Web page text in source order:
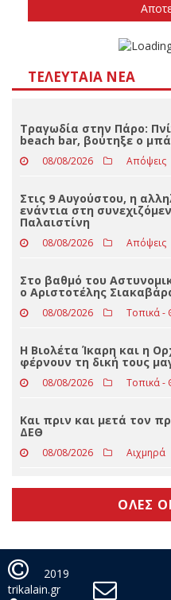
Δεν
ΤΕΛΕΥΤΑΊΑ ΝΈΑ
Τραγωδία στην Πάρο:
beach bar, βούτηξε ο
08/08/2026
ενάντια στη
Παλαιστίνη
08/08/2026 Απόψεις
Στο βαθμό του
ο Αριστοτέλης
08/08/2026 Τοπικά -
Η Βιολέτα Ίκαρη και η
φέρνουν τη δική τους
08/08/2026 Τοπικά -
Και πριν και μετά τον
08/08/2026 Αιχμηρά